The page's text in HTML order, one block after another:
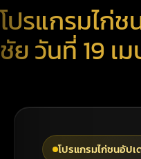
โปรแกรมไก่ช
ชัย วันที่ 19 เ
โปรแกรมไก่ชนอัป